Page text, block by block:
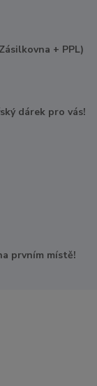
+ PPL)
dárek pro vás!
prvním místě!